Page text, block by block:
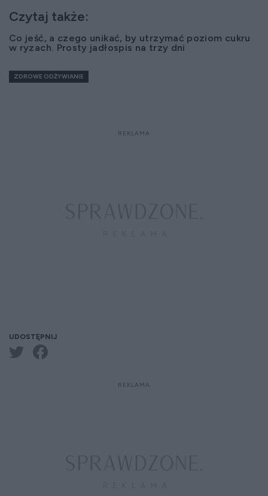
Czytaj także:
Co jeść, a czego unikać, by utrzymać poziom cukru
w ryzach. Prosty jadłospis na trzy dni
ZDROWE ODŻYWIANIE
UDOSTĘPNIJ